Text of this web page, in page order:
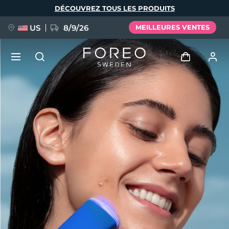
DÉCOUVREZ TOUS LES PRODUITS
US 8/9/26 MEILLEURES VENTES
Se connecter
Profil de l'utilisateur
Mes appareils
Mes commandes
Mes adresses
Mes abonnements
NOUVEAU
FAQ™ Pure Beauty-Tech Elixir
BREAKING NEWS
issa™ Teeth Whitening Set
Langue
English Deutsch
Español
Français
Português
Polski
Русский
Türkçe
简体中文 繁體中文